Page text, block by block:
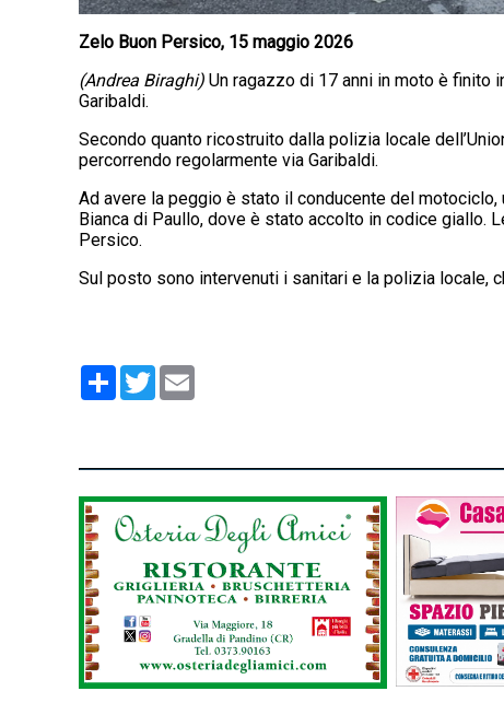
Zelo Buon Persico, 15 maggio 2026
(Andrea Biraghi) Un ragazzo di 17 anni in moto è finito
Garibaldi.
Secondo quanto ricostruito dalla polizia locale
percorrendo regolarmente via Garibaldi.
Ad avere la peggio è stato il conducente del
Bianca di Paullo, dove è stato accolto in codice giallo.
Persico.
Sul posto sono intervenuti i sanitari e la polizia locale,
Condividi
Twitter